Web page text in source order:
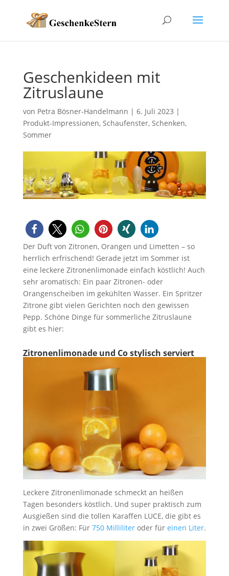
Geschenkideen mit
Zitruslaune
von Petra Bösner-Handelmann | 6. Juli 2023 |
Produkt-Impressionen, Schaufenster, Schenken,
Sommer
Der Duft von Zitronen, Orangen und Limetten – so
herrlich erfrischend! Gerade jetzt im Sommer ist
eine leckere Zitronenlimonade einfach köstlich! Auch
sehr aromatisch: Ein paar Zitronen- oder
Orangenscheiben im gekühlten Wasser. Ein Spritzer
Zitrone gibt vielen Gerichten noch den gewissen
Pepp. Schöne Dinge für sommerliche Zitruslaune
gibt es hier:
Zitronenlimonade und Co stylisch serviert
Leckere Zitronenlimonade schmeckt an heißen
Tagen besonders köstlich. Und super praktisch zum
Ausgießen sind die tollen Karaffen LUCE, die gibt es
in zwei Größen: Für 750 Milliliteroder für einen Liter.